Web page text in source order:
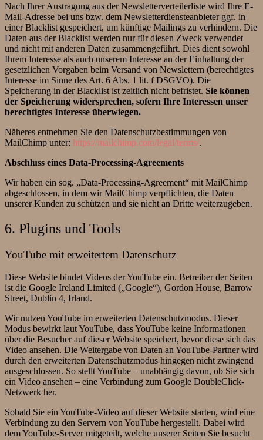
Nach Ihrer Austragung aus der Newsletterverteilerliste wird Ihre E-
Mail-Adresse bei uns bzw. dem Newsletterdiensteanbieter ggf. in
einer Blacklist gespeichert, um künftige Mailings zu verhindern. Die
Daten aus der Blacklist werden nur für diesen Zweck verwendet
und nicht mit anderen Daten zusammengeführt. Dies dient sowohl
Ihrem Interesse als auch unserem Interesse an der Einhaltung der
gesetzlichen Vorgaben beim Versand von Newslettern (berechtigtes
Interesse im Sinne des Art. 6 Abs. 1 lit. f DSGVO). Die
Speicherung in der Blacklist ist zeitlich nicht befristet. Sie können
der Speicherung widersprechen, sofern Ihre Interessen unser
berechtigtes Interesse überwiegen.
Näheres entnehmen Sie den Datenschutzbestimmungen von
MailChimp unter: https://mailchimp.com/legal/terms/.
Abschluss eines Data-Processing-Agreements
Wir haben ein sog. „Data-Processing-Agreement“ mit MailChimp
abgeschlossen, in dem wir MailChimp verpflichten, die Daten
unserer Kunden zu schützen und sie nicht an Dritte weiterzugeben.
6. Plugins und Tools
YouTube mit erweitertem Datenschutz
Diese Website bindet Videos der YouTube ein. Betreiber der Seiten
ist die Google Ireland Limited („Google“), Gordon House, Barrow
Street, Dublin 4, Irland.
Wir nutzen YouTube im erweiterten Datenschutzmodus. Dieser
Modus bewirkt laut YouTube, dass YouTube keine Informationen
über die Besucher auf dieser Website speichert, bevor diese sich das
Video ansehen. Die Weitergabe von Daten an YouTube-Partner wird
durch den erweiterten Datenschutzmodus hingegen nicht zwingend
ausgeschlossen. So stellt YouTube – unabhängig davon, ob Sie sich
ein Video ansehen – eine Verbindung zum Google DoubleClick-
Netzwerk her.
Sobald Sie ein YouTube-Video auf dieser Website starten, wird eine
Verbindung zu den Servern von YouTube hergestellt. Dabei wird
dem YouTube-Server mitgeteilt, welche unserer Seiten Sie besucht